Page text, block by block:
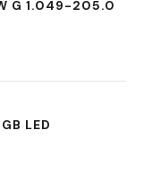
G 1.049-205.0
LED